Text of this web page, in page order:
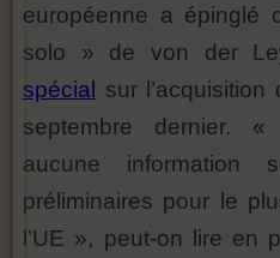
européenne a épinglé
solo » de von der
spécial sur
septembre dernier.
aucune information
préliminaires pour le
l’UE », peut-on lire en